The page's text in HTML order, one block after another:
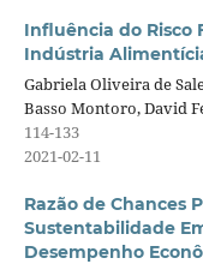
Influência do Risco
Indústria
Gabriela Oliveira de
Basso Montoro, David
114-133
2021-02-11
Razão de Chances
Sustentabilidade
Desempenho